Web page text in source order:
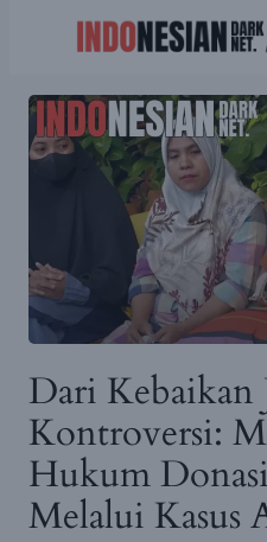
Skip
Dari Kebaikan
Kontroversi:
Hukum
Melalui Kasus